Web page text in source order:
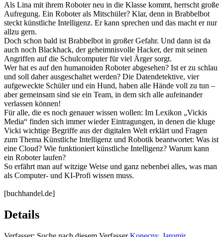
Als Lina mit ihrem Roboter neu in die Klasse kommt, herrscht große
Aufregung. Ein Roboter als Mitschüler? Klar, denn in Brabbelbot
steckt künstliche Intelligenz. Er kann sprechen und das macht er nur
allzu gern.
Doch schon bald ist Brabbelbot in großer Gefahr. Und dann ist da
auch noch Blackhack, der geheimnisvolle Hacker, der mit seinen
Angriffen auf die Schulcomputer für viel Ärger sorgt.
Wer hat es auf den humanoiden Roboter abgesehen? Ist er zu schlau
und soll daher ausgeschaltet werden? Die Datendetektive, vier
aufgeweckte Schüler und ein Hund, haben alle Hände voll zu tun –
aber gemeinsam sind sie ein Team, in dem sich alle aufeinander
verlassen können!
Für alle, die es noch genauer wissen wollen: Im Lexikon „Vickis
Media“ finden sich immer wieder Eintragungen, in denen die kluge
Vicki wichtige Begriffe aus der digitalen Welt erklärt und Fragen
zum Thema Künstliche Intelligenz und Robotik beantwortet: Was ist
eine Cloud? Wie funktioniert künstliche Intelligenz? Warum kann
ein Roboter laufen?
So erfährt man auf witzige Weise und ganz nebenbei alles, was man
als Computer- und KI-Profi wissen muss.
[buchhandel.de]
Details